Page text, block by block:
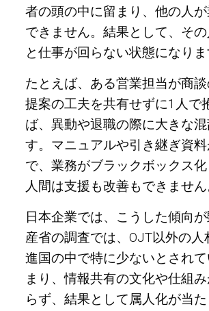
者の頭の中に留まり、他の人
できません。結果として、そ
と仕事が回らない状態になりま
たとえば、ある営業担当が商
提案の工夫を共有せずに1人で
ば、異動や退職の際に大きな
す。マニュアルや引き継ぎ資
で、業務がブラックボックス
人間は支援も改善もできません
日本企業では、こうした傾向
産省の調査では、OJT以外の人
進国の中で特に少ないとされ
まり、情報共有の文化や仕組
らず、結果として属人化が当